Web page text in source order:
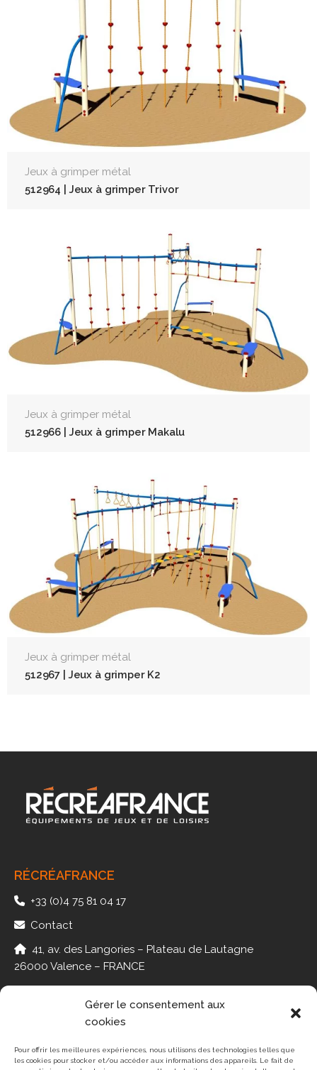
Gérer le consentement aux
cookies
Pour offrir les meilleures expériences, nous utilisons des technologies telles que
les cookies pour stocker et/ou accéder aux informations des appareils. Le fait de
Jeux à grimper métal
512964 | Jeux à grimper Trivor
Jeux à grimper métal
512966 | Jeux à grimper Makalu
Jeux à grimper métal
512967 | Jeux à grimper K2
RÉCRÉAFRANCE
+33 (0)4 75 81 04 17
Contact
41, av. des Langories – Plateau de Lautagne
26000 Valence – FRANCE
JEUX